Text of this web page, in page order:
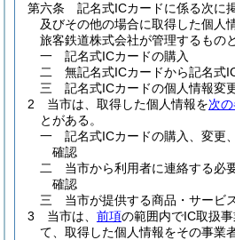
第六条
記名式ICカードに係る次に
及びその他の場合に取得した個人
旅客鉄道株式会社が管理するもの
一
記名式ICカードの購入
二
無記名式ICカードから記名式
三
記名式ICカードの個人情報変
2
当市は、取得した個人情報を次
とがある。
一
記名式ICカードの購入、変更
確認
二
当市から利用者に連絡する必
確認
三
当市が提供する商品・サービ
3
当市は、 前項の範囲内でIC取扱
て、取得した個人情報をその事業